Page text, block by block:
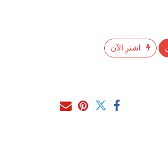
اشترِ الآن